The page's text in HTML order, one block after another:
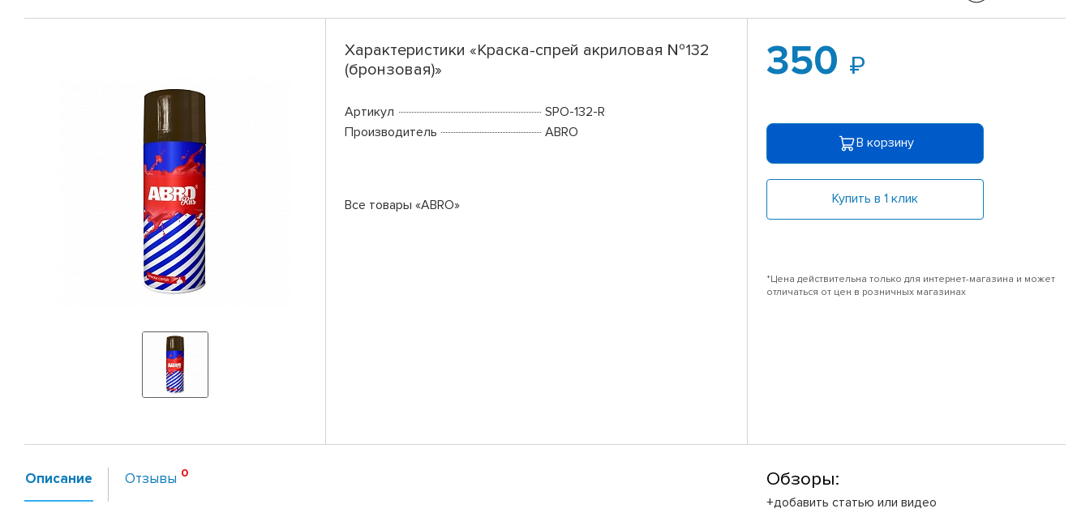
Характеристики «Краска-спрей акриловая №132
(бронзовая)»
Артикул
SPO-132-R
Производитель
ABRO
Все товары «ABRO»
350
В корзину
Купить в 1 клик
*Цена действительна только для интернет-магазина и может
отличаться от цен в розничных магазинах
Описание Отзывы Обзоры:
+добавить статью или видео